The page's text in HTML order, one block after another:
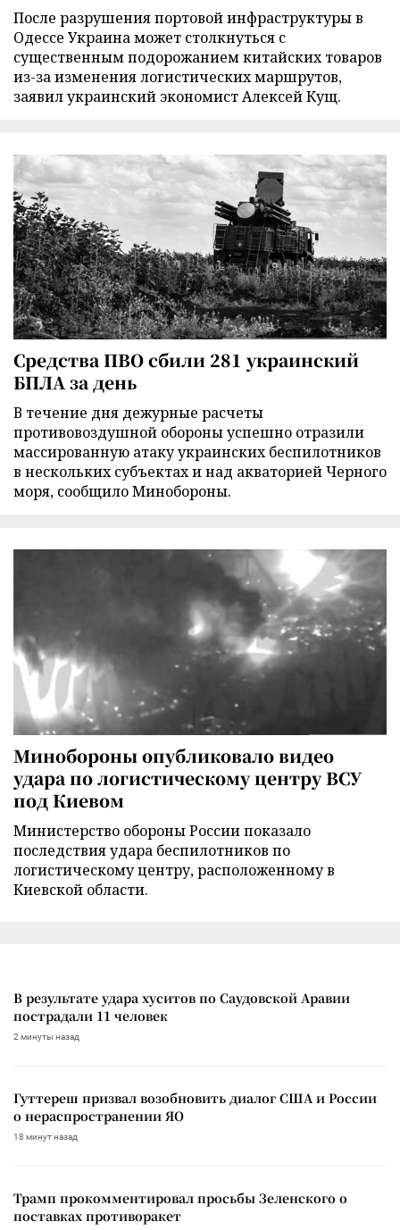
После разрушения портовой инфраструктуры в
Одессе Украина может столкнуться с
существенным подорожанием китайских товаров
из-за изменения логистических маршрутов,
заявил украинский экономист Алексей Кущ.
Средства ПВО сбили 281 украинский
БПЛА за день
В течение дня дежурные расчеты
противовоздушной обороны успешно отразили
массированную атаку украинских беспилотников
в нескольких субъектах и над акваторией Черного
моря, сообщило Минобороны.
Минобороны опубликовало видео
удара по логистическому центру ВСУ
под Киевом
Министерство обороны России показало
последствия удара беспилотников по
логистическому центру, расположенному в
Киевской области.
В результате удара хуситов по Саудовской Аравии
пострадали 11 человек
2 минуты назад
Гуттереш призвал возобновить диалог США и России
о нераспространении ЯО
18 минут назад
Трамп прокомментировал просьбы Зеленского о
поставках противоракет